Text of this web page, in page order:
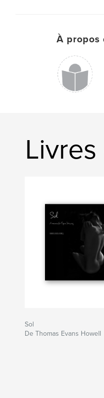
À propos
Sol
De Thomas Evans Howell